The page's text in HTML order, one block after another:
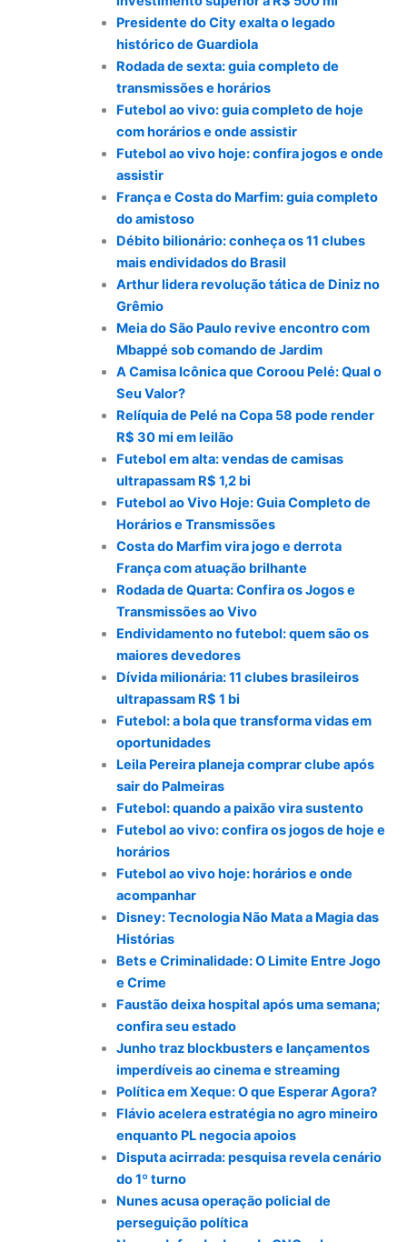
Presidente do City exalta o legado
histórico de Guardiola
Rodada de sexta: guia completo de
transmissões e horários
Futebol ao vivo: guia completo de hoje
com horários e onde assistir
Futebol ao vivo hoje: confira jogos e onde
assistir
França e Costa do Marfim: guia completo
do amistoso
Débito bilionário: conheça os 11 clubes
mais endividados do Brasil
Arthur lidera revolução tática de Diniz no
Grêmio
Meia do São Paulo revive encontro com
Mbappé sob comando de Jardim
A Camisa Icônica que Coroou Pelé: Qual o
Seu Valor?
Relíquia de Pelé na Copa 58 pode render
R$ 30 mi em leilão
Futebol em alta: vendas de camisas
ultrapassam R$ 1,2 bi
Futebol ao Vivo Hoje: Guia Completo de
Horários e Transmissões
Costa do Marfim vira jogo e derrota
França com atuação brilhante
Rodada de Quarta: Confira os Jogos e
Transmissões ao Vivo
Endividamento no futebol: quem são os
maiores devedores
Dívida milionária: 11 clubes brasileiros
ultrapassam R$ 1 bi
Futebol: a bola que transforma vidas em
oportunidades
Leila Pereira planeja comprar clube após
sair do Palmeiras
Futebol: quando a paixão vira sustento
Futebol ao vivo: confira os jogos de hoje e
horários
Futebol ao vivo hoje: horários e onde
acompanhar
Disney: Tecnologia Não Mata a Magia das
Histórias
Bets e Criminalidade: O Limite Entre Jogo
e Crime
Faustão deixa hospital após uma semana;
confira seu estado
Junho traz blockbusters e lançamentos
imperdíveis ao cinema e streaming
Política em Xeque: O que Esperar Agora?
Flávio acelera estratégia no agro mineiro
enquanto PL negocia apoios
Disputa acirrada: pesquisa revela cenário
do 1º turno
Nunes acusa operação policial de
perseguição política